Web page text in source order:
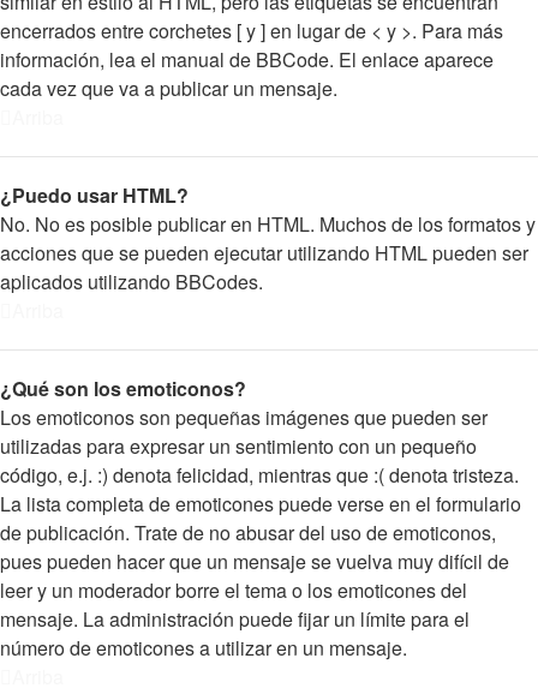
encerrados entre corchetes [ y ] en lugar de < y >. Para más
información, lea el manual de BBCode. El enlace aparece
cada vez que va a publicar un mensaje.
¿Puedo usar HTML?
No. No es posible publicar en HTML. Muchos de los formatos y
acciones que se pueden ejecutar utilizando HTML pueden ser
aplicados utilizando BBCodes.
¿Qué son los emoticonos?
Los emoticonos son pequeñas imágenes que pueden ser
utilizadas para expresar un sentimiento con un pequeño
código, e.j. :) denota felicidad, mientras que :( denota tristeza.
La lista completa de emoticones puede verse en el formulario
de publicación. Trate de no abusar del uso de emoticonos,
pues pueden hacer que un mensaje se vuelva muy difícil de
leer y un moderador borre el tema o los emoticones del
mensaje. La administración puede fijar un límite para el
número de emoticones a utilizar en un mensaje.